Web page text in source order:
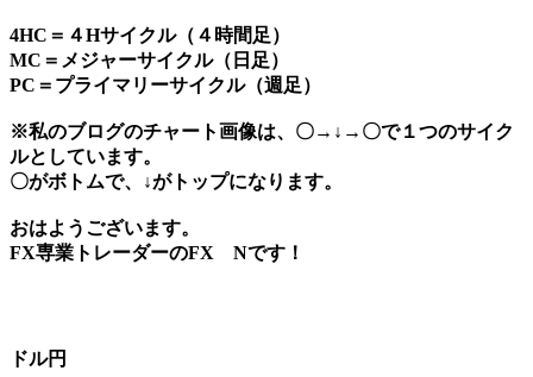
4HC＝４Hサイクル（４時間足）
MC＝メジャーサイクル（日足）
PC＝プライマリーサイクル（週足）
※私のブログのチャート画像は、〇→↓→〇で１つのサイク
ルとしています。
〇がボトムで、↓がトップになります。
おはようございます。
FX専業トレーダーのFX Nです！
ドル円